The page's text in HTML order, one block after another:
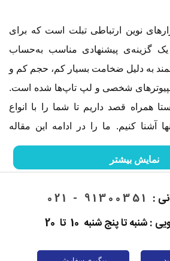
نوین ارتباطی تبلت است که برای
یک گزینه‌ی پیشنهادی مناسب به‌حساب
به دلیل ضخامت بسیار کم، حجم کم و
شخصی و لپ تاپ‌ها شده است.
همراه قصد داریم تا شما را با انواع
آشنا کنیم. ما را در ادامه این مقاله
باعث شد تا انقلابی در زمینه
بیفتد. تبلت‌ها از نظر کارایی به
نمایش بیشتر
:
91300351 - 021
شنبه تا پنج شنبه 10 تا 20